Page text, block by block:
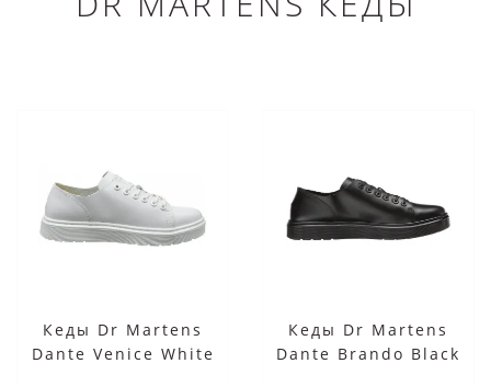
Кеды Dr Martens
Dante Venice White
Кеды Dr Martens
Dante Brando Black